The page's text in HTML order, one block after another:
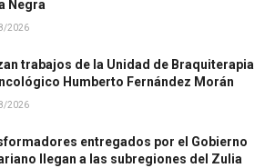
Negra
2026
trabajos de la Unidad de Braquiterapia
Humberto Fernández Morán
2026
entregados por el Gobierno
llegan a las subregiones del Zulia